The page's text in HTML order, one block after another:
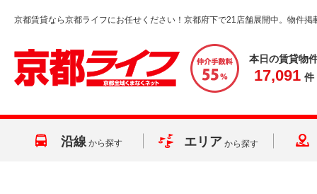
京都賃貸なら京都ライフにお任せください！京都府下で21店舗展開中。物件掲
本日の賃貸物
17,091 件
沿線 から探す エリア から探す